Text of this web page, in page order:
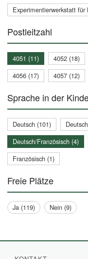
Experimentierwerkstatt für
Postleitzahl
4051 (11) 4052 (18)
4056 (17)
4057 (12)
Sprache in der
Deutsch (101)
Deutsch/Französisch (4)
Französisch (1)
Freie Plätze
Ja (119) Nein (9)